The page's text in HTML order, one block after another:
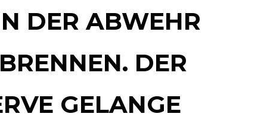
ABWEHR N
DER R
GELANGE L